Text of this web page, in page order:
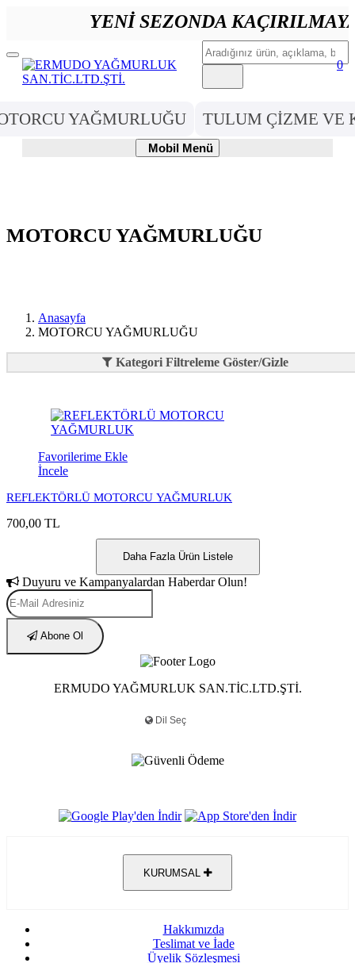
YENİ SEZONDA
Mobil
Menü
Ara
0
YAĞMURLUĞU TULUM ÇİZME VE
Mobil
Menü
Mobil Menü
MOTORCU YAĞMURLUĞU
Anasayfa
MOTORCU YAĞMURLUĞU
Kategori Filtreleme Göster/Gizle
Favorilerime Ekle
İncele
REFLEKTÖRLÜ MOTORCU YAĞMURLUK
700,00 TL
Daha Fazla Ürün Listele
Duyuru ve Kampanyalardan Haberdar Olun!
Abone Ol
ERMUDO YAĞMURLUK SAN.TİC.LTD.ŞTİ.
KURUMSAL
Hakkımızda
Teslimat ve İade
Üyelik Sözleşmesi